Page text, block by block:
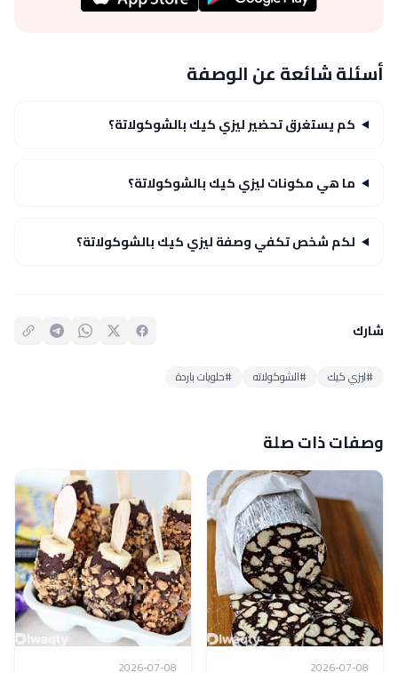
أسئلة شائعة عن الوصفة
كم يستغرق تحضير ليزي كيك بالشوكولاتة؟
ما هي مكونات ليزي كيك بالشوكولاتة؟
لكم شخص تكفي وصفة ليزي كيك بالشوكولاتة؟
شارك
#ليزي كيك #الشوكولاته #حلويات باردة
وصفات ذات صلة
2026-07-08
2026-07-08